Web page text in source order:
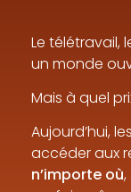
Le télétravail,
un monde
Mais à quel
Aujourd’hui,
accéder aux
n’importe où,